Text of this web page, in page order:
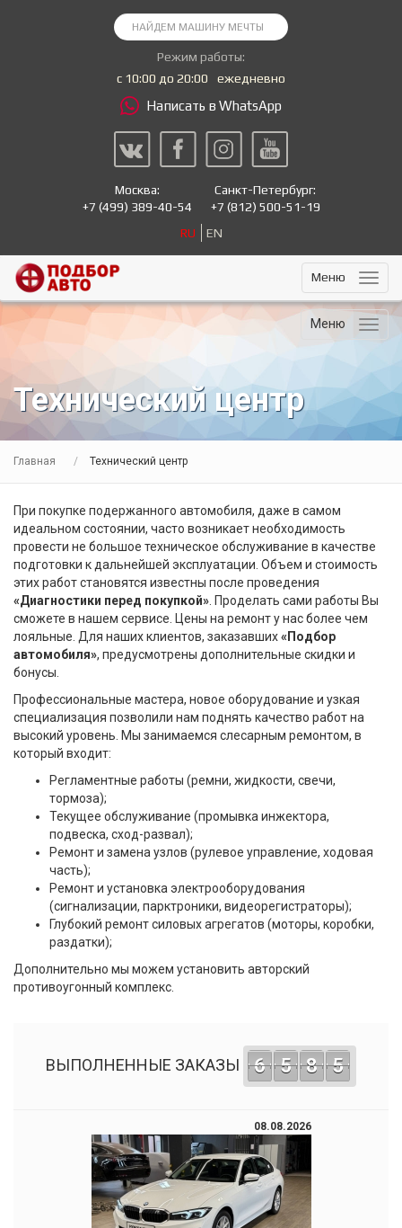
Режим работы:
с 10:00 до 20:00
ежедневно
Написать в WhatsApp
Москва:
+7 (499) 389-40-54
Санкт-Петербург:
+7 (812) 500-51-19
RU
EN
Меню
Меню
Технический центр
Главная Технический центр
При покупке подержанного автомобиля, даже в самом
идеальном состоянии, часто возникает необходимость
провести не большое техническое обслуживание в качестве
подготовки к дальнейшей эксплуатации. Объем и стоимость
этих работ становятся известны после проведения
«Диагностики перед покупкой». Проделать сами работы Вы
сможете в нашем сервисе. Цены на ремонт у нас более чем
лояльные. Для наших клиентов, заказавших«Подбор
автомобиля», предусмотрены дополнительные скидки и
бонусы.
Профессиональные мастера, новое оборудование и узкая
специализация позволили нам поднять качество работ на
высокий уровень. Мы занимаемся слесарным ремонтом, в
который входит:
Регламентные работы (ремни, жидкости, свечи,
тормоза);
Текущее обслуживание (промывка инжектора,
подвеска, сход-развал);
Ремонт и замена узлов (рулевое управление, ходовая
часть);
Ремонт и установка электрооборудования
(сигнализации, парктроники, видеорегистраторы);
Глубокий ремонт силовых агрегатов (моторы, коробки,
раздатки);
Дополнительно мы можем установить авторский
противоугонный комплекс.
ВЫПОЛНЕННЫЕ ЗАКАЗЫ 6 5 8 5
08.08.2026